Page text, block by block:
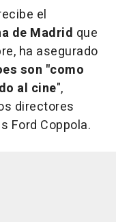
el
de Madrid que
ha asegurado
son "como
al cine",
directores
Ford Coppola.